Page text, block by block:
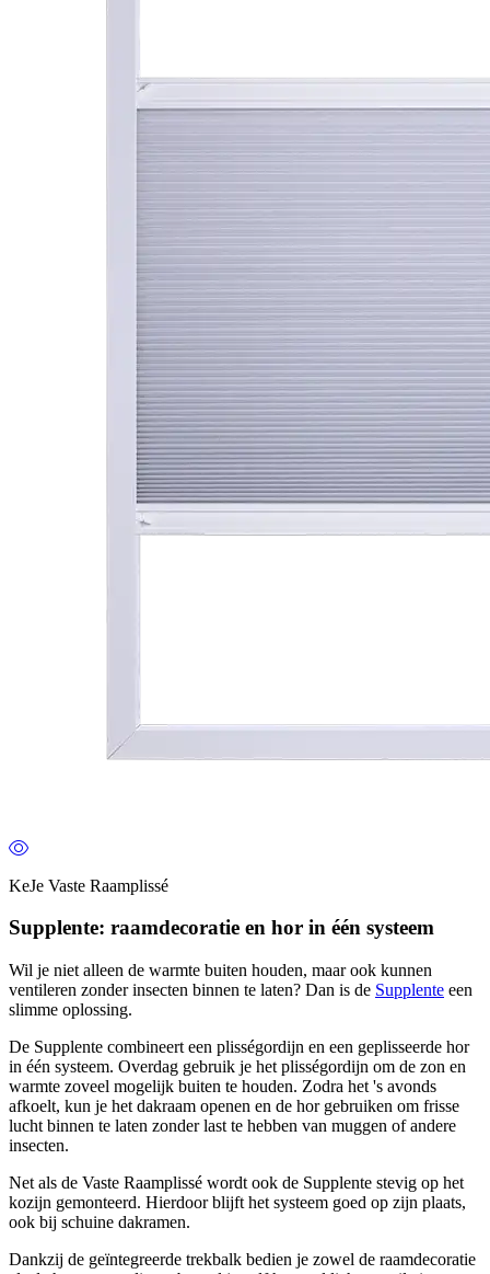
KeJe Vaste Raamplissé
Supplente: raamdecoratie en hor in één systeem
Wil je niet alleen de warmte buiten houden, maar ook kunnen
ventileren zonder insecten binnen te laten? Dan is de Supplente een
slimme oplossing.
De Supplente combineert een plisségordijn en een geplisseerde hor
in één systeem. Overdag gebruik je het plisségordijn om de zon en
warmte zoveel mogelijk buiten te houden. Zodra het 's avonds
afkoelt, kun je het dakraam openen en de hor gebruiken om frisse
lucht binnen te laten zonder last te hebben van muggen of andere
insecten.
Net als de Vaste Raamplissé wordt ook de Supplente stevig op het
kozijn gemonteerd. Hierdoor blijft het systeem goed op zijn plaats,
ook bij schuine dakramen.
Dankzij de geïntegreerde trekbalk bedien je zowel de raamdecoratie